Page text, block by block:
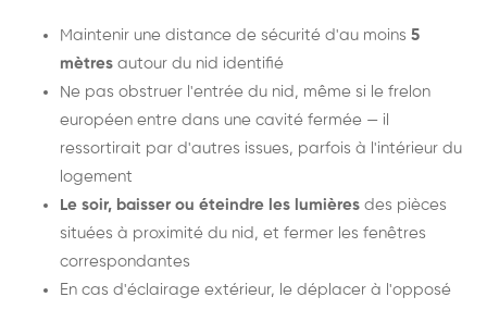
Maintenir une distance de sécurité d'au moins 5
mètres autour du nid identifié
Ne pas obstruer l'entrée du nid, même si le frelon
européen entre dans une cavité fermée — il
ressortirait par d'autres issues, parfois à l'intérieur du
logement
Le soir, baisser ou éteindre les lumières des pièces
situées à proximité du nid, et fermer les fenêtres
correspondantes
En cas d'éclairage extérieur, le déplacer à l'opposé